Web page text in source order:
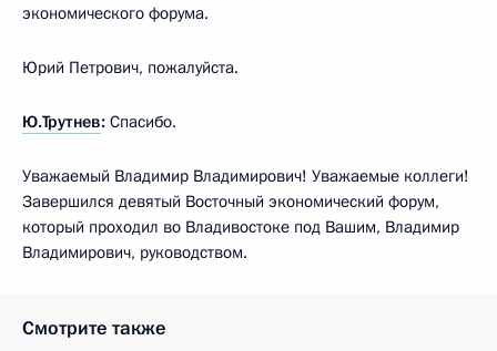
экономического форума.
Юрий Петрович, пожалуйста.
Ю.Трутнев: Спасибо.
Уважаемый Владимир Владимирович! Уважаемые коллеги!
Завершился девятый Восточный экономический форум,
который проходил во Владивостоке под Вашим, Владимир
Владимирович, руководством.
Смотрите также